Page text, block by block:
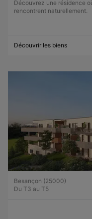
Découvrez une résidence
rencontrent naturellement.
Découvrir les biens
Besançon (25000)
Du T3 au T5